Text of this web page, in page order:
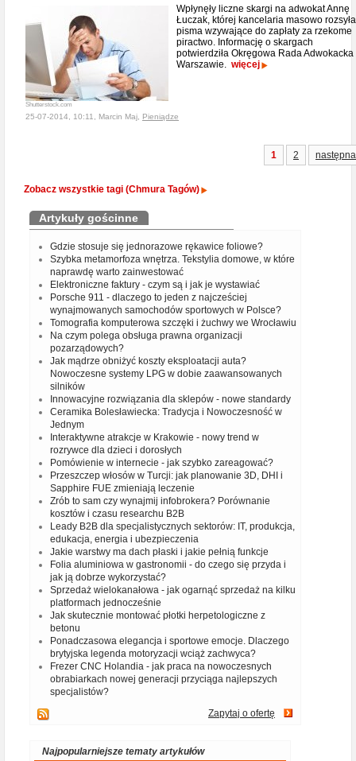
Shutterstock.com
Wpłynęły liczne skargi na adwokat Annę
Łuczak, której kancelaria masowo rozsyła
pisma wzywające do zapłaty za rzekome
piractwo. Informację o skargach
potwierdziła Okręgowa Rada Adwokacka
Warszawie. więcej
25-07-2014, 10:11, Marcin Maj, Pieniądze
1 2 następna
Zobacz wszystkie tagi (Chmura Tagów)
Artykuły gościnne
Gdzie stosuje się jednorazowe rękawice foliowe?
Szybka metamorfoza wnętrza. Tekstylia domowe, w które
naprawdę warto zainwestować
Elektroniczne faktury - czym są i jak je wystawiać
Porsche 911 - dlaczego to jeden z najcześciej
wynajmowanych samochodów sportowych w Polsce?
Tomografia komputerowa szczęki i żuchwy we Wrocławiu
Na czym polega obsługa prawna organizacji
pozarządowych?
Jak mądrze obniżyć koszty eksploatacji auta?
Nowoczesne systemy LPG w dobie zaawansowanych
silników
Innowacyjne rozwiązania dla sklepów - nowe standardy
Ceramika Bolesławiecka: Tradycja i Nowoczesność w
Jednym
Interaktywne atrakcje w Krakowie - nowy trend w
rozrywce dla dzieci i dorosłych
Pomówienie w internecie - jak szybko zareagować?
Przeszczep włosów w Turcji: jak planowanie 3D, DHI i
Sapphire FUE zmieniają leczenie
Zrób to sam czy wynajmij infobrokera? Porównanie
kosztów i czasu researchu B2B
Leady B2B dla specjalistycznych sektorów: IT, produkcja,
edukacja, energia i ubezpieczenia
Jakie warstwy ma dach płaski i jakie pełnią funkcje
Folia aluminiowa w gastronomii - do czego się przyda i
jak ją dobrze wykorzystać?
Sprzedaż wielokanałowa - jak ogarnąć sprzedaż na kilku
platformach jednocześnie
Jak skutecznie montować płotki herpetologiczne z
betonu
Ponadczasowa elegancja i sportowe emocje. Dlaczego
brytyjska legenda motoryzacji wciąż zachwyca?
Frezer CNC Holandia - jak praca na nowoczesnych
obrabiarkach nowej generacji przyciąga najlepszych
specjalistów?
Zapytaj o ofertę
Najpopularniejsze tematy artykułów